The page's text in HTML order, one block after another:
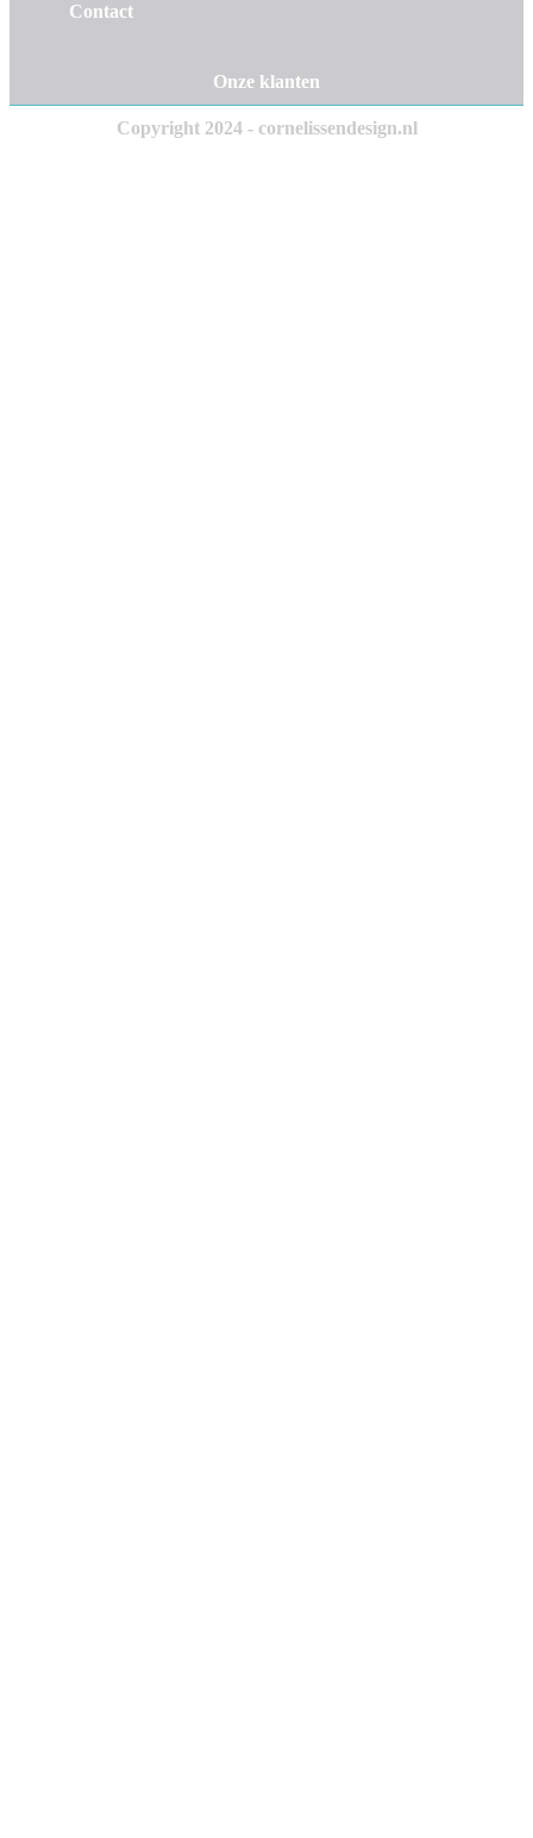
Contact
Onze klanten
Copyright 2024 - cornelissendesign.nl